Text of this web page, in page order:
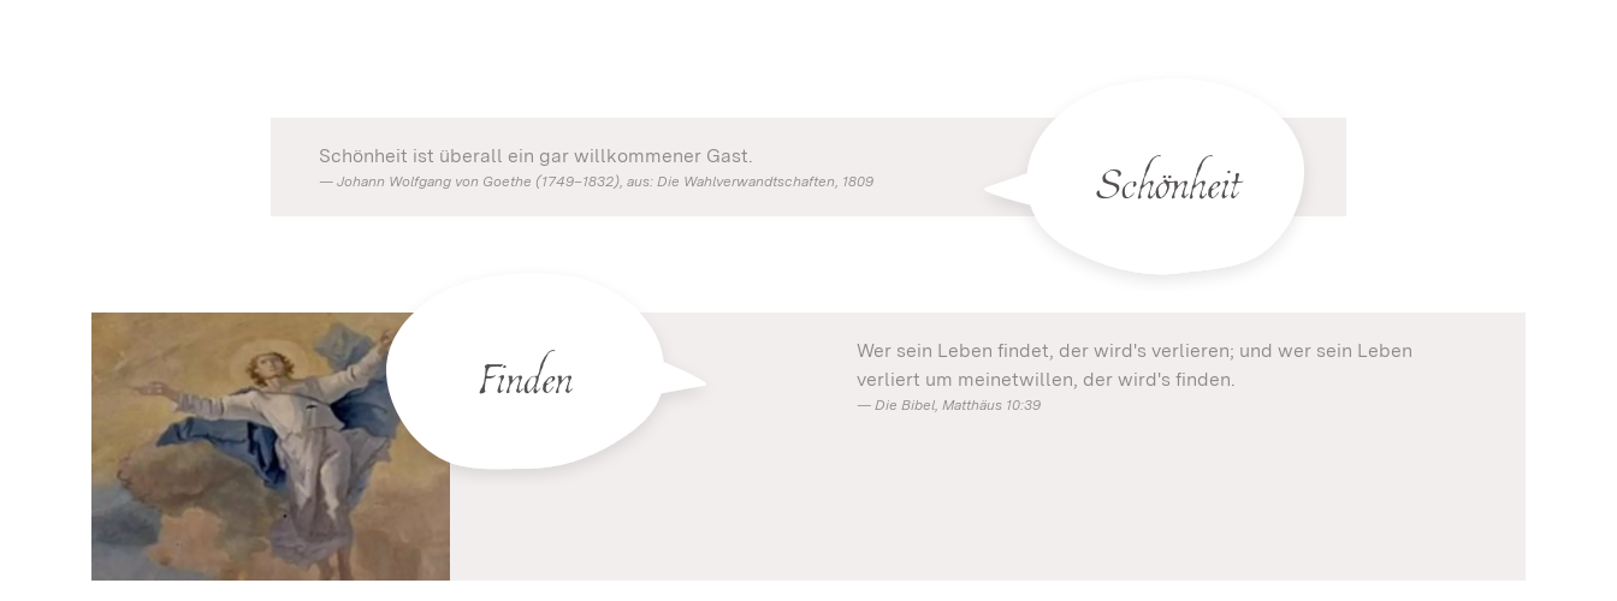
Schönheit
Schönheit ist überall ein gar willkommener Gast.
Johann Wolfgang von Goethe (1749–1832), aus: Die Wahlverwandtschaften, 1809
Finden
Wer sein Leben findet, der wird's verlieren; und wer sein Leben
verliert um meinetwillen, der wird's finden.
Die Bibel, Matthäus 10:39